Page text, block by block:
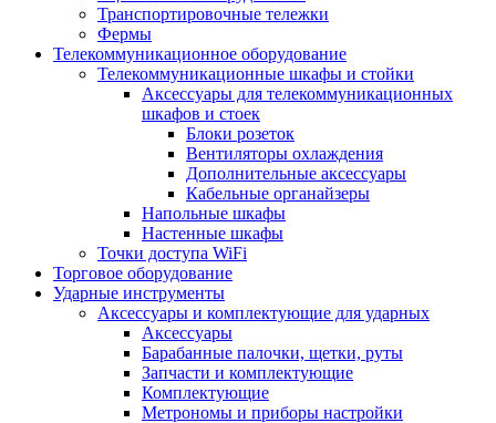
Транспортировочные тележки
Фермы
Телекоммуникационное оборудование
Телекоммуникационные шкафы и стойки
Аксессуары для телекоммуникационных
шкафов и стоек
Блоки розеток
Вентиляторы охлаждения
Дополнительные аксессуары
Кабельные органайзеры
Напольные шкафы
Настенные шкафы
Точки доступа WiFi
Торговое оборудование
Ударные инструменты
Аксессуары и комплектующие для ударных
Аксессуары
Барабанные палочки, щетки, руты
Запчасти и комплектующие
Комплектующие
Метрономы и приборы настройки